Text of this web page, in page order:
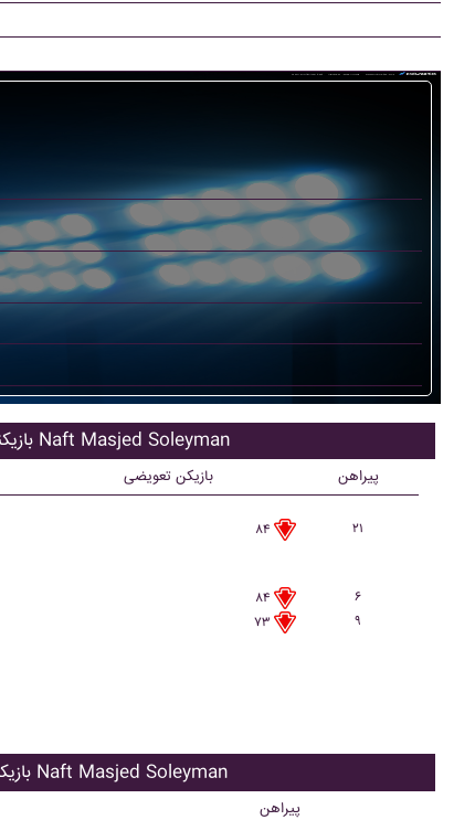
بازیکنان اصلی Naft Masjed Soleyman
بازیکن تعویضی پیراهن
۸۴
۲۱
۸۴
۶
۷۳
۹
بازیکن ذحیره Naft Masjed Soleyman
پیراهن